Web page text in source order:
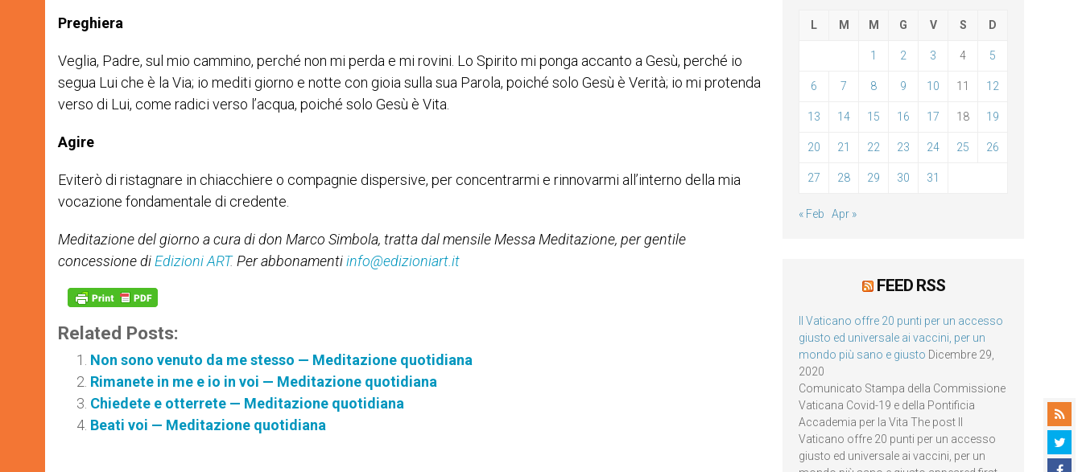
Preghiera
Veglia, Padre, sul mio cammino, perché non mi perda e mi rovini. Lo Spirito mi ponga accanto a Gesù, perché io
segua Lui che è la Via; io mediti giorno e notte con gioia sulla sua Parola, poiché solo Gesù è Verità; io mi protenda
verso di Lui, come radici verso l’acqua, poiché solo Gesù è Vita.
Agire
Eviterò di ristagnare in chiacchiere o compagnie dispersive, per concentrarmi e rinnovarmi all’interno della mia
vocazione fondamentale di credente.
Meditazione del giorno a cura didon Marco Simbola, tratta dal mensile Messa Meditazione, per gentile
concessione di Edizioni ART. Per abbonamentiinfo@edizioniart.it
Related Posts:
Non sono venuto da me stesso — Meditazione quotidiana
Rimanete in me e io in voi — Meditazione quotidiana
Chiedete e otterrete — Meditazione quotidiana
Beati voi — Meditazione quotidiana
L M M G V S D
1 2 3 4 5
6 7 8 9 10 11 12
13 14 15 16 17 18 19
20 21 22 23 24 25 26
27 28 29 30 31
« Feb Apr »
FEED RSS
Il Vaticano offre 20 punti per un accesso
giusto ed universale ai vaccini, per un
mondo più sano e giusto Dicembre 29,
2020
Comunicato Stampa della Commissione
Vaticana Covid-19 e della Pontificia
Accademia per la Vita The post Il
Vaticano offre 20 punti per un accesso
giusto ed universale ai vaccini, per un